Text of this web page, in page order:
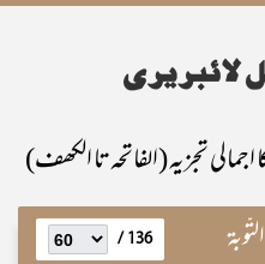
تجزیہ (الفاتحہ تا الکھف)
136 /